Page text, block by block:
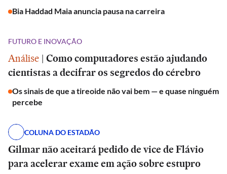
Bia Haddad Maia anuncia pausa na carreira
FUTURO E INOVAÇÃO
Análise | Como computadores estão ajudando
cientistas a decifrar os segredos do cérebro
Os sinais de que a tireoide não vai bem — e quase ninguém
percebe
COLUNA DO ESTADÃO
Gilmar não aceitará pedido de vice de Flávio
para acelerar exame em ação sobre estupro